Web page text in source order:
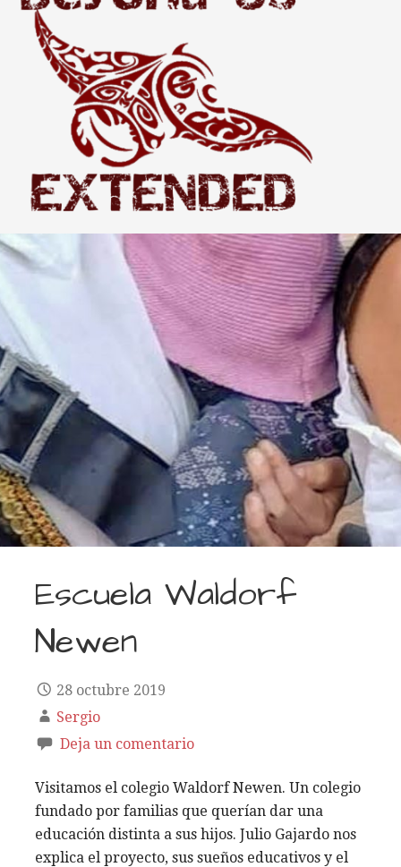
THE WORLD BEYOND US
Extended
Escuela Waldorf
Newen
28 octubre 2019
Sergio
Deja un comentario
Visitamos el colegio Waldorf Newen. Un colegio
fundado por familias que querían dar una
educación distinta a sus hijos. Julio Gajardo nos
explica el proyecto, sus sueños educativos y el